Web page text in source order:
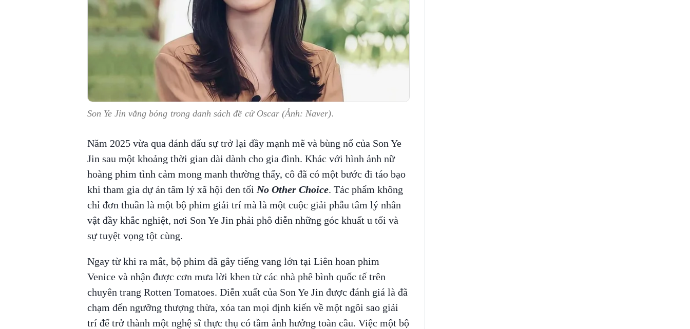
Son Ye Jin vắng bóng trong danh sách đề cử Oscar (Ảnh: Naver).
Năm 2025 vừa qua đánh dấu sự trở lại đầy mạnh mẽ và bùng nổ của Son Ye
Jin sau một khoảng thời gian dài dành cho gia đình. Khác với hình ảnh nữ
hoàng phim tình cảm mong manh thường thấy, cô đã có một bước đi táo bạo
khi tham gia dự án tâm lý xã hội đen tối No Other Choice. Tác phẩm không
chỉ đơn thuần là một bộ phim giải trí mà là một cuộc giải phẫu tâm lý nhân
vật đầy khắc nghiệt, nơi Son Ye Jin phải phô diễn những góc khuất u tối và
sự tuyệt vọng tột cùng.
Ngay từ khi ra mắt, bộ phim đã gây tiếng vang lớn tại Liên hoan phim
Venice và nhận được cơn mưa lời khen từ các nhà phê bình quốc tế trên
chuyên trang Rotten Tomatoes. Diễn xuất của Son Ye Jin được đánh giá là đã
chạm đến ngưỡng thượng thừa, xóa tan mọi định kiến về một ngôi sao giải
trí để trở thành một nghệ sĩ thực thụ có tầm ảnh hưởng toàn cầu. Việc một bộ